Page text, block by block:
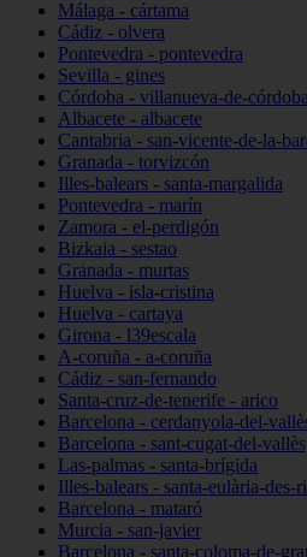
Málaga - cártama
Cádiz - olvera
Pontevedra - pontevedra
Sevilla - gines
Córdoba - villanueva-de-córdoba
Albacete - albacete
Cantabria - san-vicente-de-la-
Granada - torvizcón
Illes-balears - santa-margalida
Pontevedra - marín
Zamora - el-perdigón
Bizkaia - sestao
Granada - murtas
Huelva - isla-cristina
Huelva - cartaya
Girona - l39escala
A-coruña - a-coruña
Cádiz - san-fernando
Santa-cruz-de-tenerife - arico
Barcelona - cerdanyola-del-
Barcelona - sant-cugat-del-vallès
Las-palmas - santa-brígida
Illes-balears - santa-eulària-des-
Barcelona - mataró
Murcia - san-javier
Barcelona - santa-coloma-de-